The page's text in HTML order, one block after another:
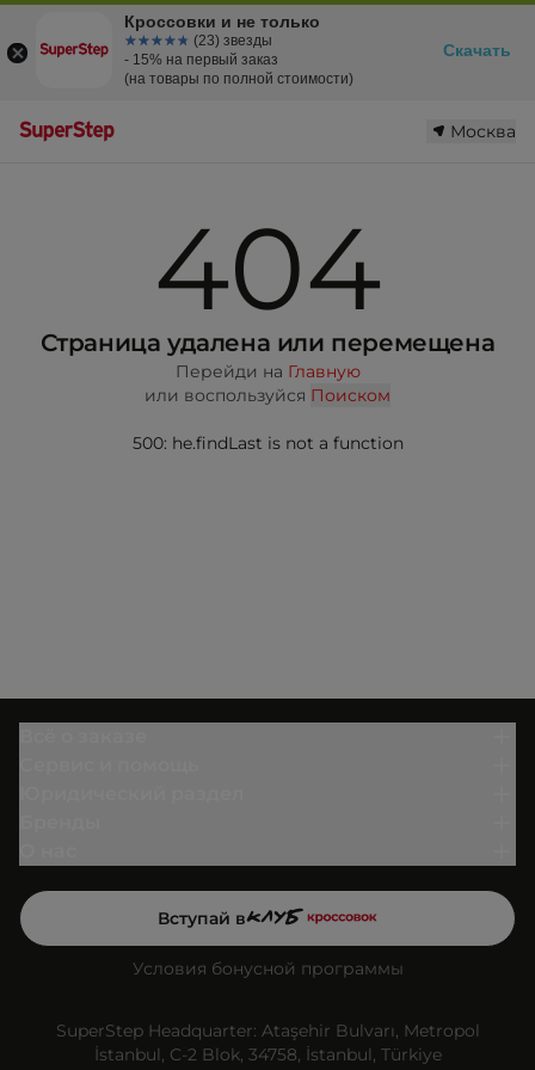
Москва
404
Страница удалена или перемещена
Перейди на Главную
или воспользуйся Поиском
500: he.findLast is not a function
Вступай в
Условия бонусной программы
SuperStep Headquarter: Ataşehir Bulvarı, Metropol
İstanbul, C-2 Blok, 34758, İstanbul, Türkiye
Кроссовки и не только
☆☆☆☆☆
★★★★★ (23) звезды
- 15% на первый заказ
(на товары по полной стоимости)
Скачать